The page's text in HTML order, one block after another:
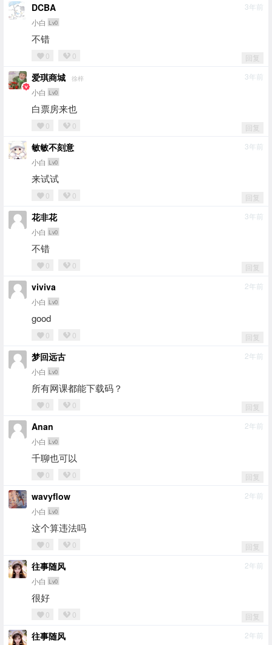
DCBA
小白 Lv0
3年前
不错
0 0 回复
爱琪商城 徐梓
小白 Lv0
3年前
白票房来也
0 0 回复
敏敏不刻意
小白 Lv0
3年前
来试试
0 0 回复
花非花
小白 Lv0
3年前
不错
0 0 回复
viviva
小白 Lv0
2年前
good
0 0 回复
梦回远古
小白 Lv0
2年前
所有网课都能下载码？
0 0 回复
Anan
小白 Lv0
2年前
千聊也可以
0 0 回复
wavyflow
小白 Lv0
2年前
这个算违法吗
0 0 回复
往事随风
小白 Lv0
2年前
很好
0 0 回复
往事随风 2年前